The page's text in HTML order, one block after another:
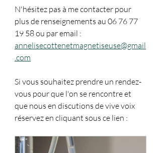
N'hésitez pas à me contacter pour
plus de renseignements au 06 76 77
19 58 ou par email :
annelisecottenetmagnetiseuse@gmail
.com
Si vous souhaitez prendre un rendez-
vous pour que l'on se rencontre et
que nous en discutions de vive voix
réservez en cliquant sous ce lien :